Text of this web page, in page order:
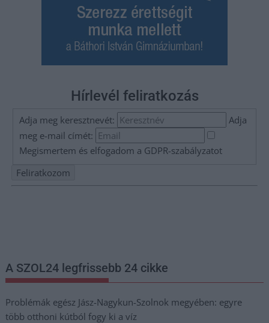
Hírlevél feliratkozás
Adja meg keresztnevét:
Adja
meg e-mail címét:
Megismertem és elfogadom a GDPR-szabályzatot
A SZOL24 legfrissebb 24 cikke
Problémák egész Jász-Nagykun-Szolnok megyében: egyre
több otthoni kútból fogy ki a víz